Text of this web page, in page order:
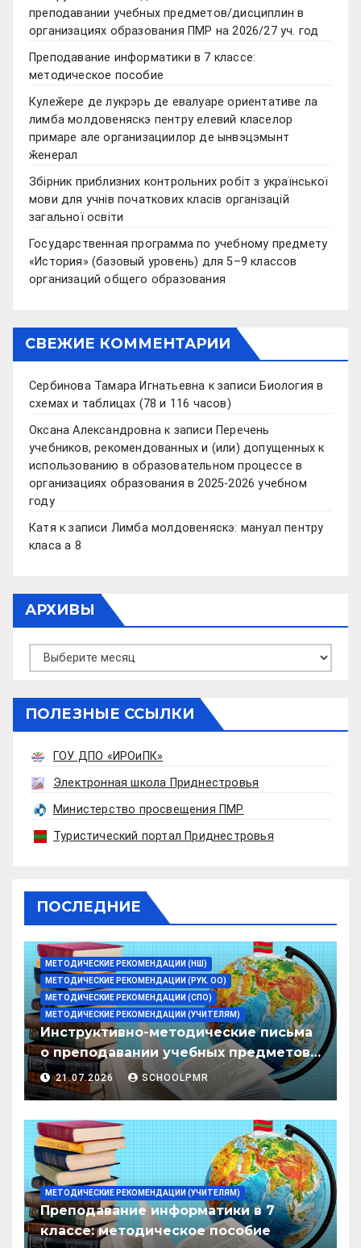
преподавании учебных предметов/дисциплин в
организациях образования ПМР на 2026/27 уч. год
Преподавание информатики в 7 классе:
методическое пособие
Кулеӂере де лукрэрь де евалуаре ориентативе ла
лимба молдовеняскэ пентру елевий класелор
примаре але организациилор де ынвэцэмынт
ӂенерал
Збірник приблизних контрольних робіт з української
мови для учнів початкових класів організацій
загальної освіти
Государственная программа по учебному предмету
«История» (базовый уровень) для 5–9 классов
организаций общего образования
СВЕЖИЕ КОММЕНТАРИИ
Сербинова Тамара Игнатьевна к записи Биология в
схемах и таблицах (78 и 116 часов)
Оксана Александровна к записи Перечень
учебников, рекомендованных и (или) допущенных к
использованию в образовательном процессе в
организациях образования в 2025-2026 учебном
году
Катя к записи Лимба молдовеняскэ: мануал пентру
класа а 8
АРХИВЫ
Архивы
ПОЛЕЗНЫЕ ССЫЛКИ
ГОУ ДПО «ИРОиПК»
Электронная школа Приднестровья
Министерство просвещения ПМР
Туристический портал Приднестровья
ПОСЛЕДНИЕ
МЕТОДИЧЕСКИЕ РЕКОМЕНДАЦИИ (НШ)
МЕТОДИЧЕСКИЕ РЕКОМЕНДАЦИИ (РУК. ОО)
МЕТОДИЧЕСКИЕ РЕКОМЕНДАЦИИ (СПО)
МЕТОДИЧЕСКИЕ РЕКОМЕНДАЦИИ (УЧИТЕЛЯМ)
Инструктивно-методические письма
о преподавании учебных предметов/
дисциплин в организациях
образования ПМР на 2026/27 уч. год
21.07.2026 SCHOOLPMR
МЕТОДИЧЕСКИЕ РЕКОМЕНДАЦИИ (УЧИТЕЛЯМ)
Преподавание информатики в 7
классе: методическое пособие